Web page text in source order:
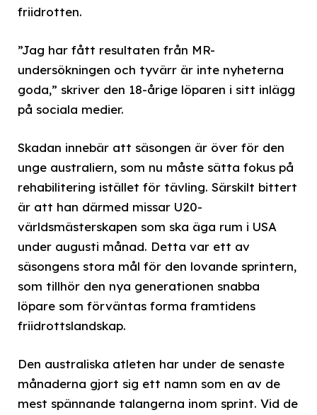
friidrotten.
”Jag har fått resultaten från MR-
undersökningen och tyvärr är inte nyheterna
goda,” skriver den 18-årige löparen i sitt inlägg
på sociala medier.
Skadan innebär att säsongen är över för den
unge australiern, som nu måste sätta fokus på
rehabilitering istället för tävling. Särskilt bittert
är att han därmed missar U20-
världsmästerskapen som ska äga rum i USA
under augusti månad. Detta var ett av
säsongens stora mål för den lovande sprintern,
som tillhör den nya generationen snabba
löpare som förväntas forma framtidens
friidrottslandskap.
Den australiska atleten har under de senaste
månaderna gjort sig ett namn som en av de
mest spännande talangerna inom sprint. Vid de